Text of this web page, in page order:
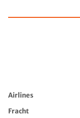
Airlines
Fracht